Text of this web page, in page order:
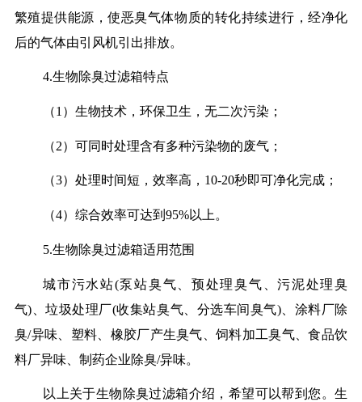
繁殖提供能源，使恶臭气体物质的转化持续进行，经净化
后的气体由引风机引出排放。
4.生物除臭过滤箱特点
（1）生物技术，环保卫生，无二次污染；
（2）可同时处理含有多种污染物的废气；
（3）处理时间短，效率高，10-20秒即可净化完成；
（4）综合效率可达到95%以上。
5.生物除臭过滤箱适用范围
城市污水站(泵站臭气、预处理臭气、污泥处理臭
气)、垃圾处理厂(收集站臭气、分选车间臭气)、涂料厂除
臭/异味、塑料、橡胶厂产生臭气、饲料加工臭气、食品饮
料厂异味、制药企业除臭/异味。
以上关于生物除臭过滤箱介绍，希望可以帮到您。生